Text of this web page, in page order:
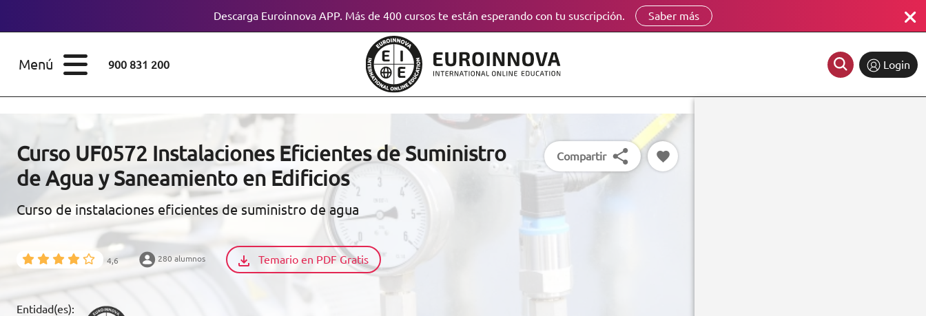
Descarga Euroinnova APP. Más de 400 cursos te están esperando con tu suscripción. Saber más
Menú 900 831 200 Login
CONOCE EUROINNOVA
BECAS Y
RECURSOS
EDUCATIVOS
ESTUDIOS
Doctorados
Maestría
Diplomados
Certificados de
Profesionalidad
Curso UF0572 Instalaciones Eficientes de Suministro
de Agua y Saneamiento en Edificios
Curso de instalaciones eficientes de suministro de agua
4,6 280 alumnos Temario en PDF Gratis
Entidad(es):
Compartir